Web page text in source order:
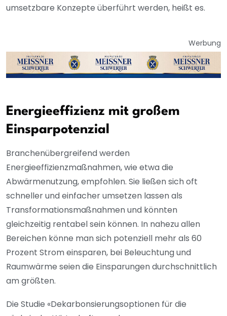
umsetzbare Konzepte überführt werden, heißt es.
Werbung
Energieeffizienz mit großem
Einsparpotenzial
Branchenübergreifend werden
Energieeffizienzmaßnahmen, wie etwa die
Abwärmenutzung, empfohlen. Sie ließen sich oft
schneller und einfacher umsetzen lassen als
Transformationsmaßnahmen und könnten
gleichzeitig rentabel sein können. In nahezu allen
Bereichen könne man sich potenziell mehr als 60
Prozent Strom einsparen, bei Beleuchtung und
Raumwärme seien die Einsparungen durchschnittlich
am größten.
Die Studie «Dekarbonsierungsoptionen für die